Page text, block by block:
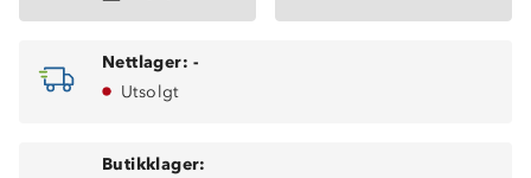
Nettlager: -
Utsolgt
Butikklager: